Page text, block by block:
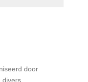
door
divers